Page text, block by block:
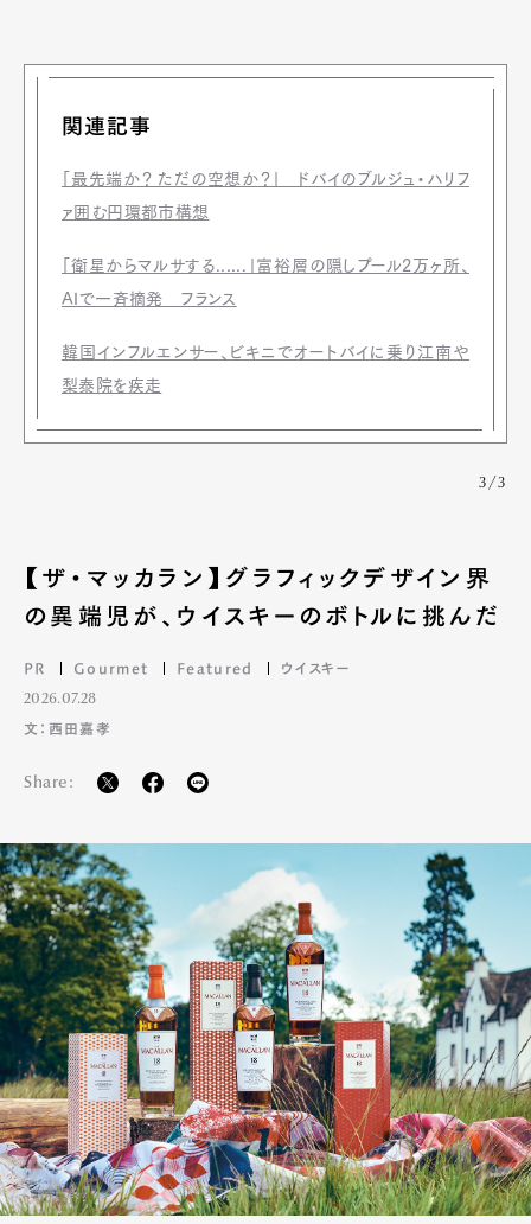
関連記事
「最先端か？ ただの空想か？」 ドバイのブルジュ・ハリフ
ァ囲む円環都市構想
「衛星からマルサする......」富裕層の隠しプール2万ヶ所、
AIで一斉摘発 フランス
韓国インフルエンサー、ビキニでオートバイに乗り江南や
梨泰院を疾走
3/3
【ザ・マッカラン】グラフィックデザイン界
の異端児が、ウイスキーのボトルに挑んだ
PR Gourmet Featured ウイスキー
2026.07.28
文：西田嘉孝
Share: